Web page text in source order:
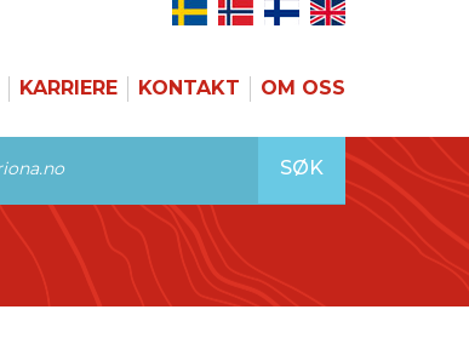
KARRIERE KONTAKT OM OSS
SØK